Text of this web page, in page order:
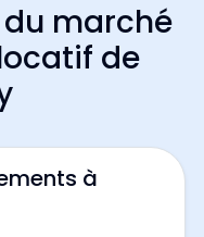
marché
de
à